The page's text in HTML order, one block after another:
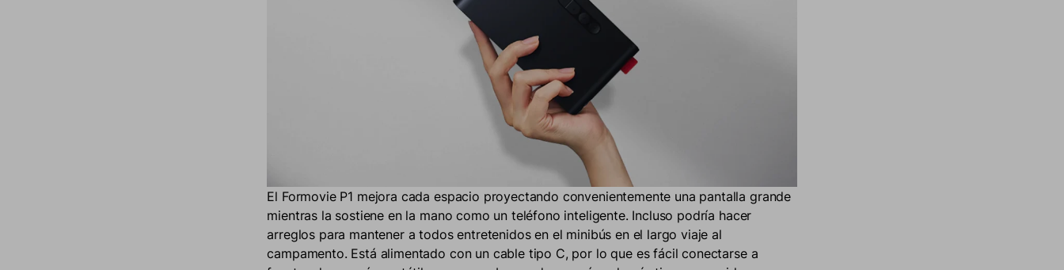
El Formovie P1 mejora cada espacio proyectando convenientemente una pantalla grande
mientras la sostiene en la mano como un teléfono inteligente. Incluso podría hacer
arreglos para mantener a todos entretenidos en el minibús en el largo viaje al
campamento. Está alimentado con un cable tipo C, por lo que es fácil conectarse a